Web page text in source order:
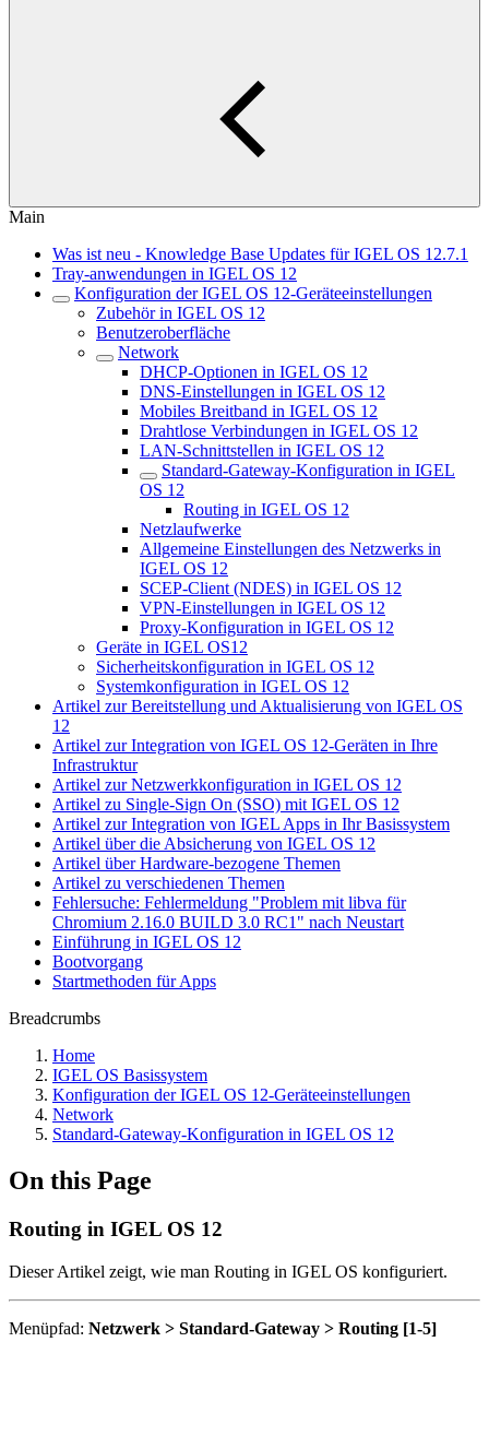
Main
Was ist neu - Knowledge Base Updates für IGEL OS 12.7.1
Tray-anwendungen in IGEL OS 12
Konfiguration der IGEL OS 12-Geräteeinstellungen
Zubehör in IGEL OS 12
Benutzeroberfläche
Network
DHCP-Optionen in IGEL OS 12
DNS-Einstellungen in IGEL OS 12
Mobiles Breitband in IGEL OS 12
Drahtlose Verbindungen in IGEL OS 12
LAN-Schnittstellen in IGEL OS 12
Standard-Gateway-Konfiguration in IGEL
OS 12
Routing in IGEL OS 12
Netzlaufwerke
Allgemeine Einstellungen des Netzwerks in
IGEL OS 12
SCEP-Client (NDES) in IGEL OS 12
VPN-Einstellungen in IGEL OS 12
Proxy-Konfiguration in IGEL OS 12
Geräte in IGEL OS12
Sicherheitskonfiguration in IGEL OS 12
Systemkonfiguration in IGEL OS 12
Artikel zur Bereitstellung und Aktualisierung von IGEL OS
12
Artikel zur Integration von IGEL OS 12-Geräten in Ihre
Infrastruktur
Artikel zur Netzwerkkonfiguration in IGEL OS 12
Artikel zu Single-Sign On (SSO) mit IGEL OS 12
Artikel zur Integration von IGEL Apps in Ihr Basissystem
Artikel über die Absicherung von IGEL OS 12
Artikel über Hardware-bezogene Themen
Artikel zu verschiedenen Themen
Fehlersuche: Fehlermeldung "Problem mit libva für
Chromium 2.16.0 BUILD 3.0 RC1" nach Neustart
Einführung in IGEL OS 12
Bootvorgang
Startmethoden für Apps
Breadcrumbs
Home
IGEL OS Basissystem
Konfiguration der IGEL OS 12-Geräteeinstellungen
Network
Standard-Gateway-Konfiguration in IGEL OS 12
On this Page
Routing in IGEL OS 12
Dieser Artikel zeigt, wie man Routing in IGEL OS konfiguriert.
Menüpfad: Netzwerk > Standard-Gateway > Routing [1-5]